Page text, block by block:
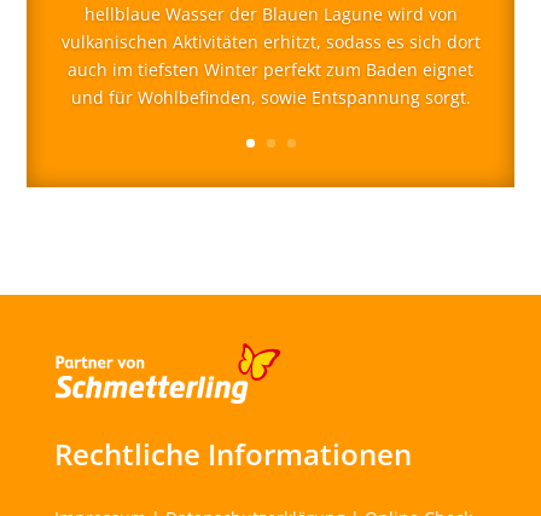
hellblaue Wasser der Blauen Lagune wird von
vulkanischen Aktivitäten erhitzt, sodass es sich dort
auch im tiefsten Winter perfekt zum Baden eignet
und für Wohlbefinden, sowie Entspannung sorgt.
Rechtliche Informationen